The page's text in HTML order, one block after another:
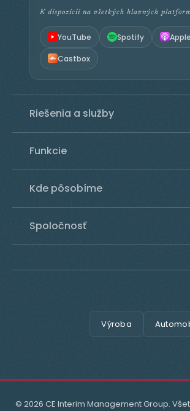
K dispozícii na všetkých hlavných
YouTube Spotify Apple
Castbox
Riešenia a služby
Funkcie
Kde pôsobíme
Spoločnosť
Výroba
© 2026 CE Interim Management Group.